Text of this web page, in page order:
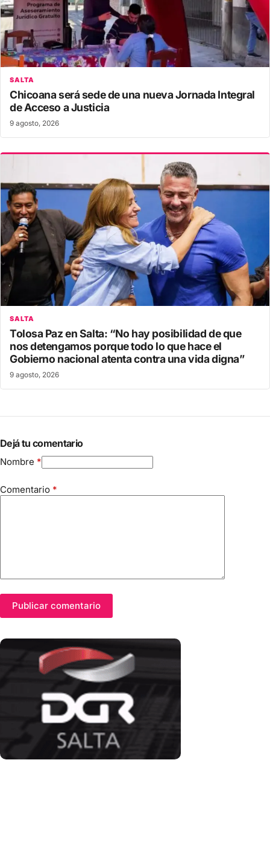
SALTA
Chicoana será sede de una nueva Jornada Integral
de Acceso a Justicia
9 agosto, 2026
SALTA
Tolosa Paz en Salta: “No hay posibilidad de que
nos detengamos porque todo lo que hace el
Gobierno nacional atenta contra una vida digna”
9 agosto, 2026
Dejá tu comentario
Nombre *
Comentario *
Publicar comentario